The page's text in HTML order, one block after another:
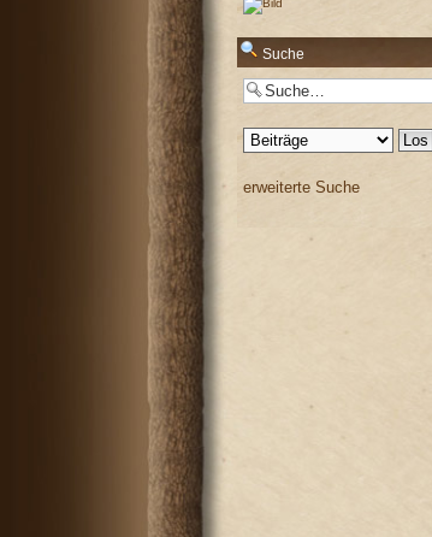
Suche
erweiterte Suche
Antworten
Antworten